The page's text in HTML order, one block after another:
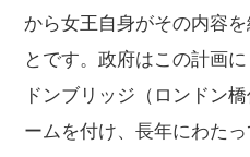
から女王自身がその内容
とです。政府はこの計画
ドンブリッジ（ロンドン
ームを付け、長年にわた